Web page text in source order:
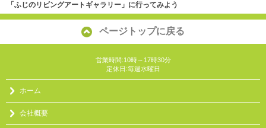
「ふじのリビングアートギャラリー」に行ってみよう
ページトップに戻る
営業時間:10時～17時30分
定休日:毎週水曜日
ホーム
会社概要